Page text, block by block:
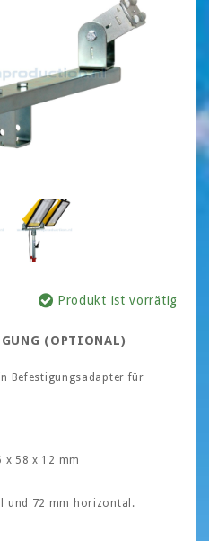
Produkt ist vorrätig
(OPTIONAL)
Befestigungsadapter für
x 58 x 12 mm
und 72 mm horizontal.